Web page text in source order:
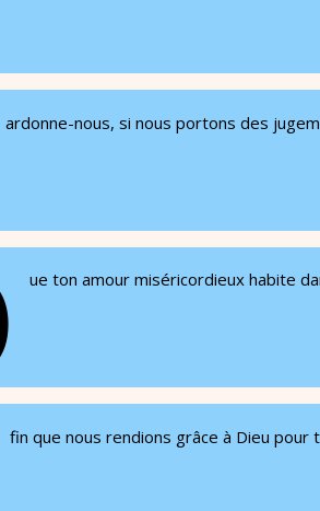
ardonne-nous, si nous portons des
ue ton amour miséricordieux habite
fin que nous rendions grâce à Dieu